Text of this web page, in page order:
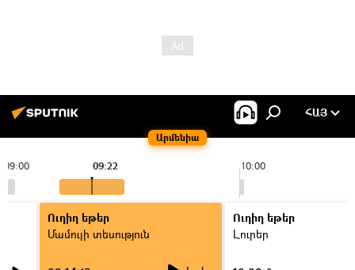
Արմենիա
ՀԱՅ
09:00 10:00
09:22
Ուղիղ եթեր
Մամուլի տեսություն
Ուղիղ եթեր
Լուրեր